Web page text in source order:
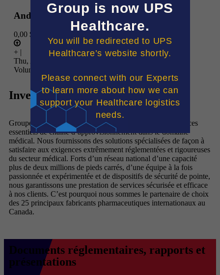
Andlauer Healthcare Group (AND )
0,00 $
+ |
Thu, Aug 6th 2026
Volume:
Investir dans Andlauer
Groupe Santé Andlauer est le principal prestataire de services
essentiels de chaîne d’approvisionnement dans le domaine
médical. Nous fournissons des solutions spécialisées de façon à
satisfaire aux exigences extrêmement réglementées et rigoureuses
du secteur médical. Forts d’un réseau national d’une capacité
plus de deux millions de pieds carrés, d’une équipe à la fois
passionnée et expérimentée et de dispositifs de sécurité de pointe,
nous garantissons une prestation de services sécurisée et efficace
à nos clients. C’est pourquoi nous sommes le partenaire de choix
des 25 principaux fabricants pharmaceutiques internationaux au
Canada.
Documents réglementaires, rapports et
présentations
Group is now UPS
Healthcare.
You will be redirected to UPS
Healthcare’s website shortly.
Please connect with our Experts
to learn more about how we can
support your Healthcare logistics
needs.